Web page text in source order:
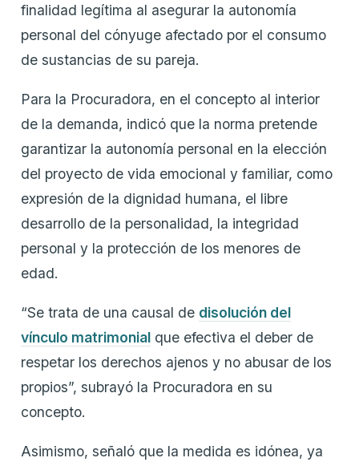
finalidad legítima al asegurar la autonomía
personal del cónyuge afectado por el consumo
de sustancias de su pareja.
Para la Procuradora, en el concepto al interior
de la demanda, indicó que la norma pretende
garantizar la autonomía personal en la elección
del proyecto de vida emocional y familiar, como
expresión de la dignidad humana, el libre
desarrollo de la personalidad, la integridad
personal y la protección de los menores de
edad.
“Se trata de una causal de disolución del
vínculo matrimonial que efectiva el deber de
respetar los derechos ajenos y no abusar de los
propios”, subrayó la Procuradora en su
concepto.
Asimismo, señaló que la medida es idónea, ya